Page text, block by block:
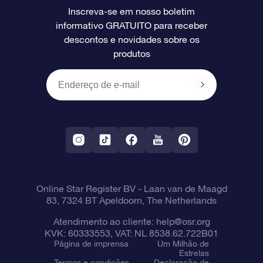
Avaliações
O cartão de presente da OSR
Presentes corporativos
Página estelar personalizada
Um Milhão de Estrelas
OSR Starsaver
Aplicativo RV Fly me to the stars
Informações de pagamento
Política de devolução
Constelações
Inscreva-se em nosso boletim
informativo GRATUITO para receber
descontos e novidades sobre os
produtos
Online Star Register BV- Laan van de Maagd
83, 7324 BT Apeldoorn, The Netherlands
Atendimento ao cliente: help@osr.org
KVK: 60333553, VAT: NL 8538.62.722B01
Página de imprensa
Um Milhão de
Estrelas